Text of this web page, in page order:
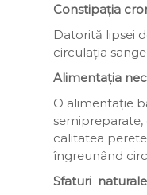
Constipația
Datorită lipsei
circulația
Alimentația
O alimentație
semipreparate,
calitatea
îngreunând
Sfaturi